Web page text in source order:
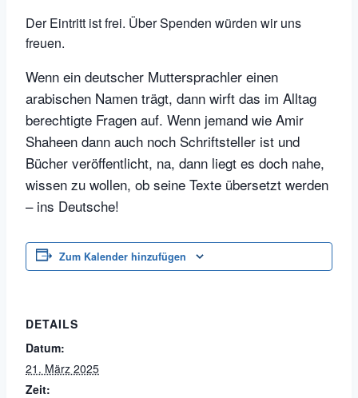
Der Eintritt ist frei. Über Spenden würden wir uns
freuen.
Wenn ein deutscher Muttersprachler einen
arabischen Namen trägt, dann wirft das im Alltag
berechtigte Fragen auf. Wenn jemand wie Amir
Shaheen dann auch noch Schriftsteller ist und
Bücher veröffentlicht, na, dann liegt es doch nahe,
wissen zu wollen, ob seine Texte übersetzt werden
– ins Deutsche!
Zum Kalender hinzufügen
DETAILS
Datum:
21. März 2025
Zeit: